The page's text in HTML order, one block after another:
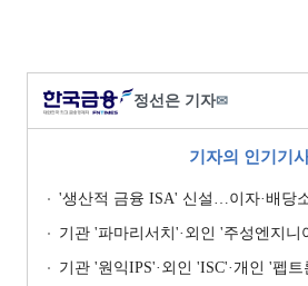
정선은 기자✉
기자의 인기기
'생산적 금융 ISA' 신설…이자·배당소득 전액
기관 '파마리서치'·외인 '주성엔지니어링'·개인 '펩트론' 1위 [주간 코스
기관 '원익IPS'·외인 'ISC'·개인 '펩트론' 1위 [주간 코스닥 순